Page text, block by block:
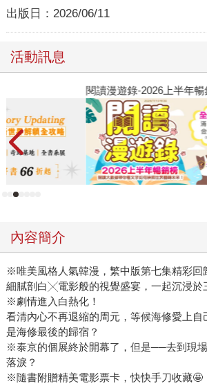
出版日： 2026/06/11
活動訊息
閱讀漫遊錄-2026上半年暢銷榜
內容簡介
※唯美風格人氣韓漫，繁中版第七集精彩回
細膩剖白╳電影般的視覺盛宴，一起沉浸於
※劇情進入白熱化！
看清內心不再退縮的周元，等候海修愛上自
是海修最後的歸宿？
※泰京的個展終於開幕了，但是──去到現
落淚？
※隨書附贈精美電影票卡，快快手刀收藏🤩